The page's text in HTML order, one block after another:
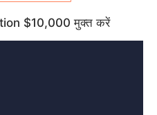
$10,000 मुक्त करें